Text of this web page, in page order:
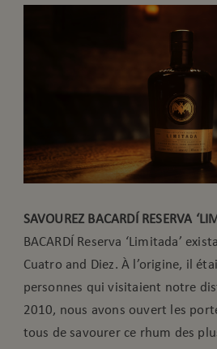
SAVOUREZ BACARDÍ RESERVA
BACARDÍ Reserva ‘Limitada’
Cuatro and Diez. À l’origine, il
personnes qui visitaient notre
2010, nous avons ouvert les
tous de savourer ce rhum des